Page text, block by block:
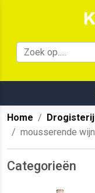
Home Drogisterij
mousserende wijn
Categorieën